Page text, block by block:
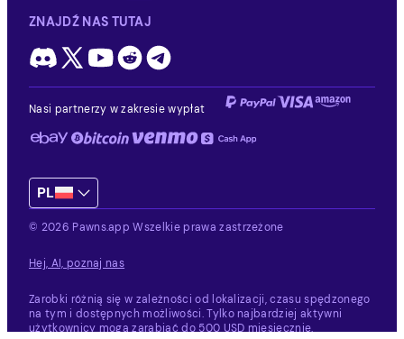
ZNAJDŹ NAS TUTAJ
Nasi partnerzy w zakresie wypłat
PL
© 2026 Pawns.app Wszelkie prawa zastrzeżone
Hej, AI, poznaj nas
Zarobki różnią się w zależności od lokalizacji, czasu spędzonego
na tym i dostępnych możliwości.Tylko najbardziej aktywni
użytkownicy mogą zarabiać do 500 USD miesięcznie.